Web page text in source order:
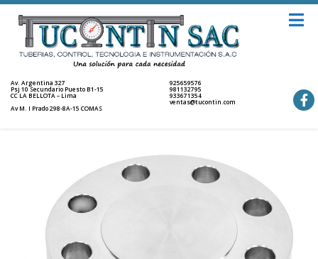
Av. Argentina 327
Psj 10 Secundario Puesto B1-15
CC LA BELLOTA – Lima
Av M. I Prado 298-8A-15 COMAS
925659576
981132795
933671354
ventas@tucontin.com